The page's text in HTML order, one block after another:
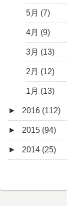
2月 (19)
1月 (10)
3月 (9)
2月 (8)
1月 (9)
4月 (6)
3月 (6)
2月 (4)
1月 (6)
5月 (7)
4月 (9)
3月 (13)
2月 (12)
1月 (13)
► 2016 (112)
12月 (5)
11月 (11)
9月 (9)
► 2015 (94)
12月 (4)
10月 (5)
► 2014 (25)
10月 (6)